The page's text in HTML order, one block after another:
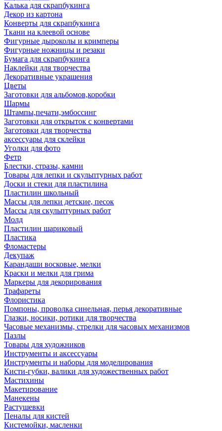
Калька для скрапбукинга
Декор из картона
Конверты для скрапбукинга
Ткани на клеевой основе
Фигурные дыроколы и кримперы
Фигурные ножницы и резаки
Бумага для скрапбукинга
Наклейки для творчества
Декоративные украшения
Цветы
Заготовки для альбомов,коробки
Шармы
Штампы,печати,эмбоссинг
Заготовки для открыток с конвертами
Заготовки для творчества
аксессуары для склейки
Уголки для фото
Фетр
Блестки, стразы, камни
Товары для лепки и скульптурных работ
Доски и стеки для пластилина
Пластилин школьный
Массы для лепки детские, песок
Массы для скульптурных работ
Молд
Пластилин шариковый
Пластика
Фломастеры
Декупаж
Карандаши восковые, мелки
Краски и мелки для грима
Маркеры для декорирования
Трафареты
Флористика
Помпоны, проволка синельная, перья декоративные
Глазки, носики, ротики для творчества
Часовые механизмы, стрелки для часовых механизмов
Пазлы
Товары для художников
Инструменты и аксессуары
Инструменты и наборы для моделирования
Кисти-губки, валики для художественных работ
Мастихины
Макетирование
Манекены
Растушевки
Пеналы для кистей
Кистемойки, масленки